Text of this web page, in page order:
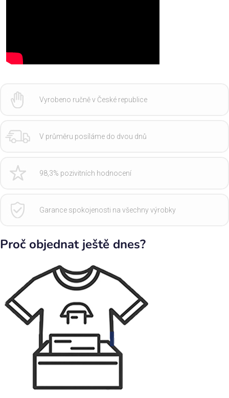
Vyrobeno ručně v České republice
V průměru posíláme do dvou dnů
98,3% pozivitních hodnocení
Garance spokojenosti na všechny výrobky
Proč objednat ještě dnes?